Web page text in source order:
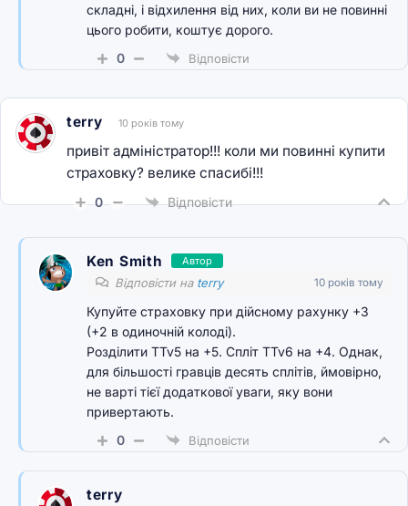
складні, і відхилення від них, коли ви не повинні
цього робити, коштує дорого.
0
Відповісти
terry 10 років тому
привіт адміністратор!!! коли ми повинні купити
страховку? велике спасибі!!!
0 Відповісти
Ken Smith Автор
Відповісти на terry 10 років тому
Купуйте страховку при дійсному рахунку +3
(+2 в одиночній колоді).
Розділити TTv5 на +5. Спліт TTv6 на +4. Однак,
для більшості гравців десять сплітів, ймовірно,
не варті тієї додаткової уваги, яку вони
привертають.
0
Відповісти
terry